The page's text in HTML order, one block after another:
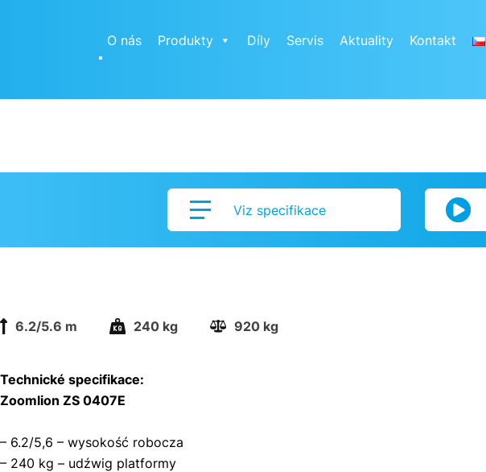
O nás Produkty Díly Servis Aktuality Kontakt
Viz specifikace
6.2/5.6 m 240 kg 920 kg
Technické specifikace:
Zoomlion ZS 0407E
– 6.2/5,6 – wysokość robocza
– 240 kg – udźwig platformy